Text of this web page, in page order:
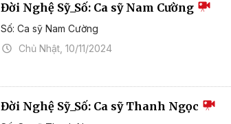
Đời Nghệ Sỹ_Số: Ca sỹ Nam Cường
Số: Ca sỹ Nam Cường
Chủ Nhật, 10/11/2024
Đời Nghệ Sỹ_Số: Ca sỹ Thanh Ngọc